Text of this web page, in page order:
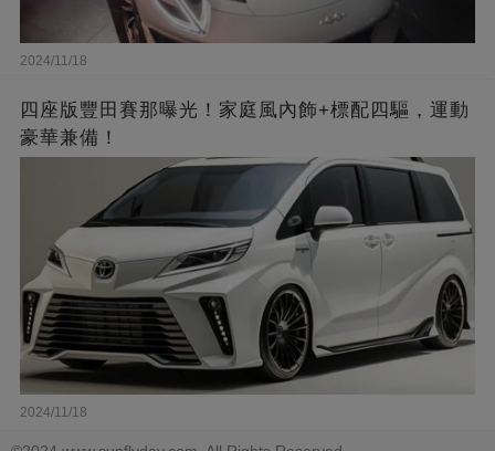
2024/11/18
四座版豐田賽那曝光！家庭風內飾+標配四驅，運動
豪華兼備！
2024/11/18